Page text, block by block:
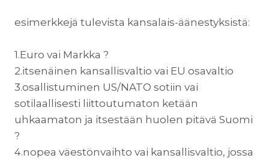
esimerkkejä tulevista kansalais-äänestyksistä:
1.Euro vai Markka ?
2.itsenäinen kansallisvaltio vai EU osavaltio
3.osallistuminen US/NATO sotiin vai
sotilaallisesti liittoutumaton ketään
uhkaamaton ja itsestään huolen pitävä Suomi
?
4.nopea väestönvaihto vai kansallisvaltio, jossa